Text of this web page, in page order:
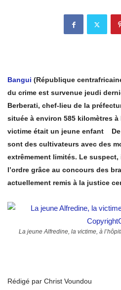
Bangui (République
du crime est survenue jeudi
Berberati, chef-lieu de la
située à environ 585 kilomètres à
victime était un jeune enfant De
sont des cultivateurs avec des
extrêmement limités. Le
l’ordre grâce au concours des
actuellement remis à la justice
La jeune Alfredine, la victime, à
Rédigé par Christ Voundou